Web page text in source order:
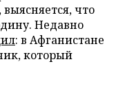
что
Недавно
: в Афганистане
который